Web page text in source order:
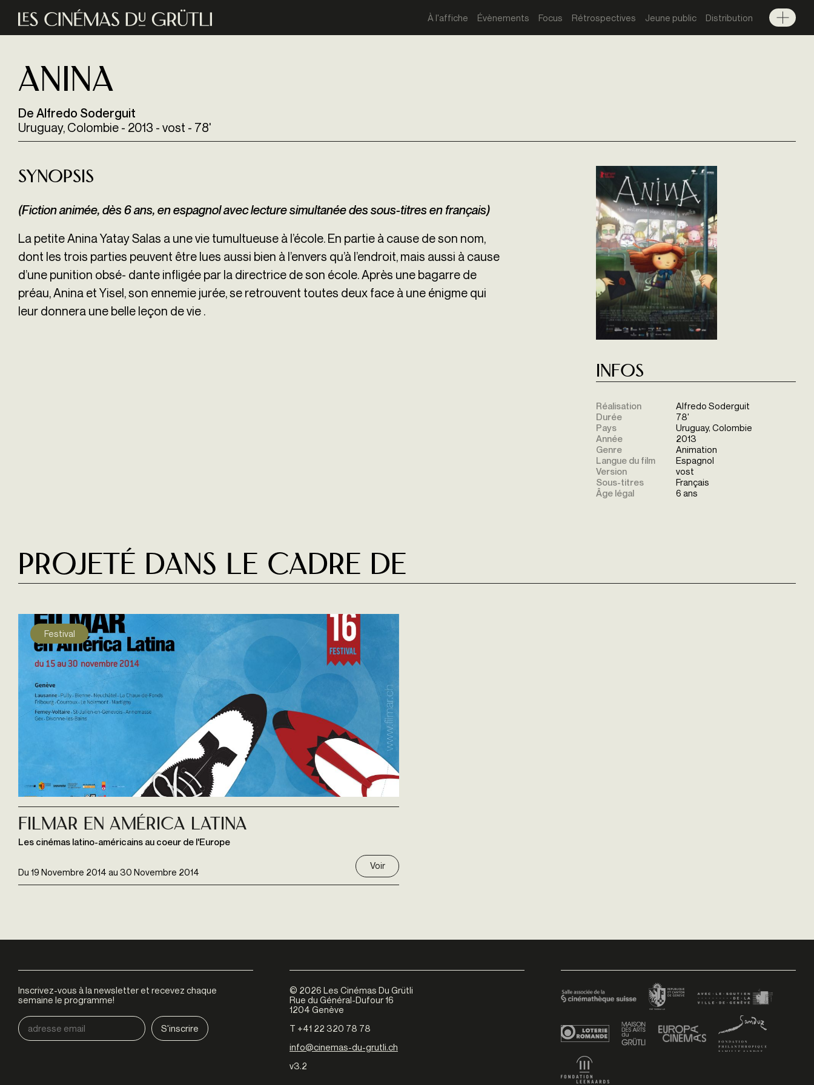
Aller au contenu principal
À l'affiche Évènements Focus Rétrospectives Jeune public Distribution
Menu
Anina
De Alfredo Soderguit
Uruguay, Colombie - 2013 - vost - 78'
Synopsis
(Fiction animée, dès 6 ans, en espagnol avec lecture simultanée des sous-titres en français)
La petite Anina Yatay Salas a une vie tumultueuse à l’école. En partie à cause de son nom,
dont les trois parties peuvent être lues aussi bien à l’envers qu’à l’endroit, mais aussi à cause
d’une punition obsé- dante infligée par la directrice de son école. Après une bagarre de
préau, Anina et Yisel, son ennemie jurée, se retrouvent toutes deux face à une énigme qui
leur donnera une belle leçon de vie .
Infos
Réalisation
Alfredo Soderguit
Durée
78'
Pays
Uruguay, Colombie
Année
2013
Genre
Animation
Langue du film
Espagnol
Version
vost
Sous-titres
Français
Âge légal
6 ans
Projeté dans le cadre de
Festival
Du 19 Novembre 2014 au 30 Novembre 2014
Filmar En América Latina
Les cinémas latino-américains au coeur de l'Europe
Voir
Inscrivez-vous à la newsletter et recevez chaque
semaine le programme!
© 2026 Les Cinémas Du Grütli
Rue du Général-Dufour 16
1204 Genève
T +41 22 320 78 78
info@cinemas-du-grutli.ch
v3.2